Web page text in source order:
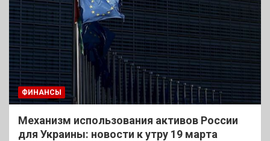
ФИНАНСЫ
Механизм использования активов России
для Украины: новости к утру 19 марта